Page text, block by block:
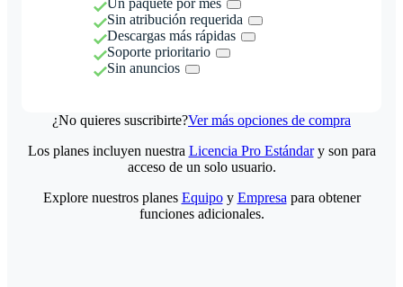
Sin atribución requerida
Descargas más rápidas
Soporte prioritario
Sin anuncios
¿No quieres suscribirte?Ver más opciones de compra
Los planes incluyen nuestra Licencia Pro Estándary son para
acceso de un solo usuario.
Explore nuestros planes Equipoy Empresa para obtener
funciones adicionales.